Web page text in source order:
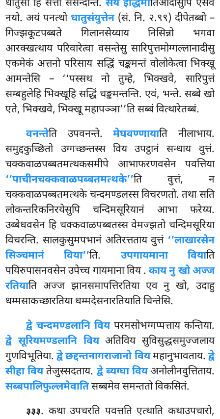
धातुसो हि सत्ता संसन्दन्ति. सयं इद्धिमातिआदीसुपि एसेव
नयो. अयं पनत्थो धातुसंयुत्तेन(सं. नि. २.९९) दीपेतब्बो –
गिज्झकूटपब्बते गिलानसेय्याय निसिन्नो भगवा
आरक्खत्थाय परिवारेत्वा वसन्तेसु सारिपुत्तमोग्गल्लानादीसु
एकमेकं अत्तनो परिसाय सद्धिं चङ्कमन्तं वोलोकेत्वा भिक्खू
आमन्तेसि – ‘‘पस्सथ नो तुम्हे, भिक्खवे, सारिपुत्तं
सम्बहुलेहि भिक्खूहि सद्धिं चङ्कमन्तन्ति. एवं, भन्ते. सब्बे खो
एते, भिक्खवे, भिक्खू महापञ्ञा’’ति सब्बं वित्थारेतब्बं.
वनन्तेति उपवनन्ते.मेघवण्णायाति नीलाभाय.
समुद्दकुच्छितो उग्गच्छन्तस्स विय उपट्ठानं सन्धाय वुत्तं.
चक्कवाळपब्बतमत्थकसमीपे आभाफरणवसेन पवत्तिया
‘‘पाचीनचक्कवाळपब्बतमत्थके’’ति वुत्तं, न
चक्कवाळपब्बतमत्थके चन्दमण्डलस्स विचरणतो. तथासति
लोकन्तरिकनिरयेसुपि चन्दिमसूरियानं आभा फरेय्य.
उब्बेधवसेन हि चक्कवाळपब्बतस्स वेमज्झतो चन्दिमसूरिया
विचरन्ति. सालकुसुमपभानं अतिरत्तताय वुत्तं ‘‘लाखारसेन
सिञ्चमानं विया’’ति. उपगायमाना वियाति
पयिरुपासनवसेन उपेच्च गायमाना विय.काय नु खो अज्ज
रतियाति अज्ज झानसमापत्तिरतिया एव नु खो, उदाहु
धम्मसाकच्छारतिया धम्मदेसनारतियाति चिन्तेसि.
द्वे चन्दमण्डलानि वियपरमसोभग्गप्पत्ताय कन्तिया.
द्वे सूरियमण्डलानि वियअतिविय सुविसुद्धसमुज्जलाय
गुणविभूतिया.द्वे छद्दन्तनागराजानो वियमहानुभावताय. द्वे
सीहा वियतेजुस्सदताय. द्वे ब्यग्घा वियअनोलीनवुत्तिताय.
सब्बपालिफुल्लमेवातिसब्बमेव समन्ततो विकसितं.
३३३. कथा उपचरति पवत्तति एत्थाति कथाउपचारो,